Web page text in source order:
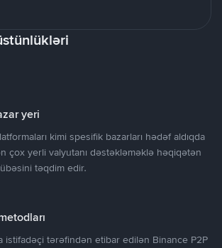
yeri
kimi spesifik bazarları hədəf aldıqda
çox yerli valyutanı dəstəkləməklə həqiqətən
təqdim edir.
istifadəçi tərəfindən etibar edilən Binance P2P